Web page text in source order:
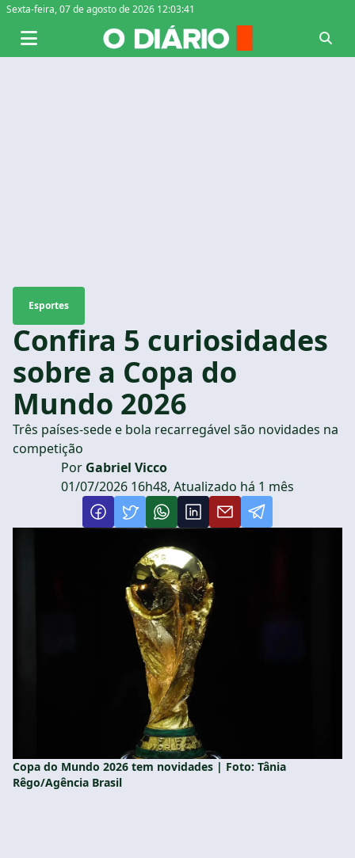
Sexta-feira,07 de agosto de 2026 12:03:42
Esportes
Confira 5 curiosidades
sobre a Copa do
Mundo 2026
Três países-sede e bola recarregável são novidades na
competição
Por Gabriel Vicco
01/07/2026 16h48, Atualizado há 1 mês
Copa do Mundo 2026 tem novidades | Foto: Tânia
Rêgo/Agência Brasil